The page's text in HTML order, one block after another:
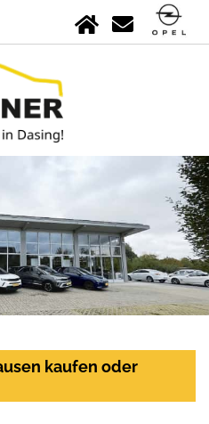
kaufen oder